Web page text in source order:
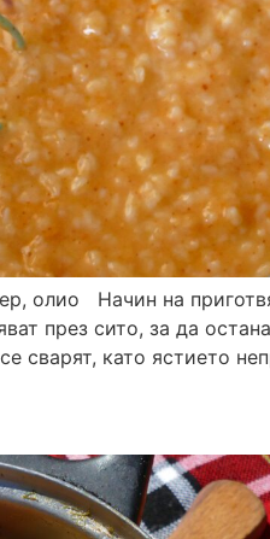
олио Начин на
през сито, за да
сварят, като ястието